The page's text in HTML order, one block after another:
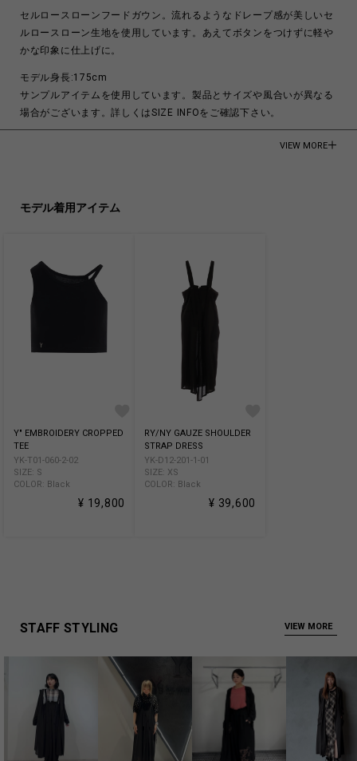
セルロースローンフードガウン。流れるようなドレープ感が美しいセ
ルロースローン生地を使用しています。あえてボタンをつけずに軽や
かな印象に仕上げに。
モデル身長:175cm
サンプルアイテムを使用しています。製品とサイズや風合いが異なる
場合がございます。詳しくはSIZE INFOをご確認下さい。
VIEW MORE
モデル着用アイテム
Y" EMBROIDERY CROPPED
TEE
YK-T01-060-2-02
SIZE: S
COLOR: Black
¥ 19,800
RY/NY GAUZE SHOULDER
STRAP DRESS
YK-D12-201-1-01
SIZE: XS
COLOR: Black
¥ 39,600
STAFF STYLING VIEW MORE